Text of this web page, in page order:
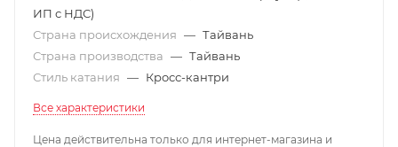
ИП с НДС)
Страна происхождения — Тайвань
Страна производства — Тайвань
Стиль катания — Кросс-кантри
Все характеристики
Цена действительна только для интернет-магазина и